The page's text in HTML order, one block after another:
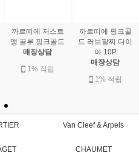
까르띠에 저스트
앵 끌루 핑크골드
매장상담
1% 적립
까르띠에 핑크골
드 러브팔찌 다이
아 10P
매장상담
1% 적립
Van Cleef & Arpels
CHAUMET